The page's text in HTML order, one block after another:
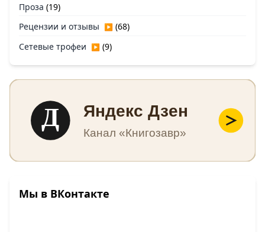
Проза (19)
Рецензии и отзывы ▶ (68)
Сетевые трофеи ▶ (9)
Д Яндекс Дзен
Канал «Книгозавр»
Мы в ВКонтакте